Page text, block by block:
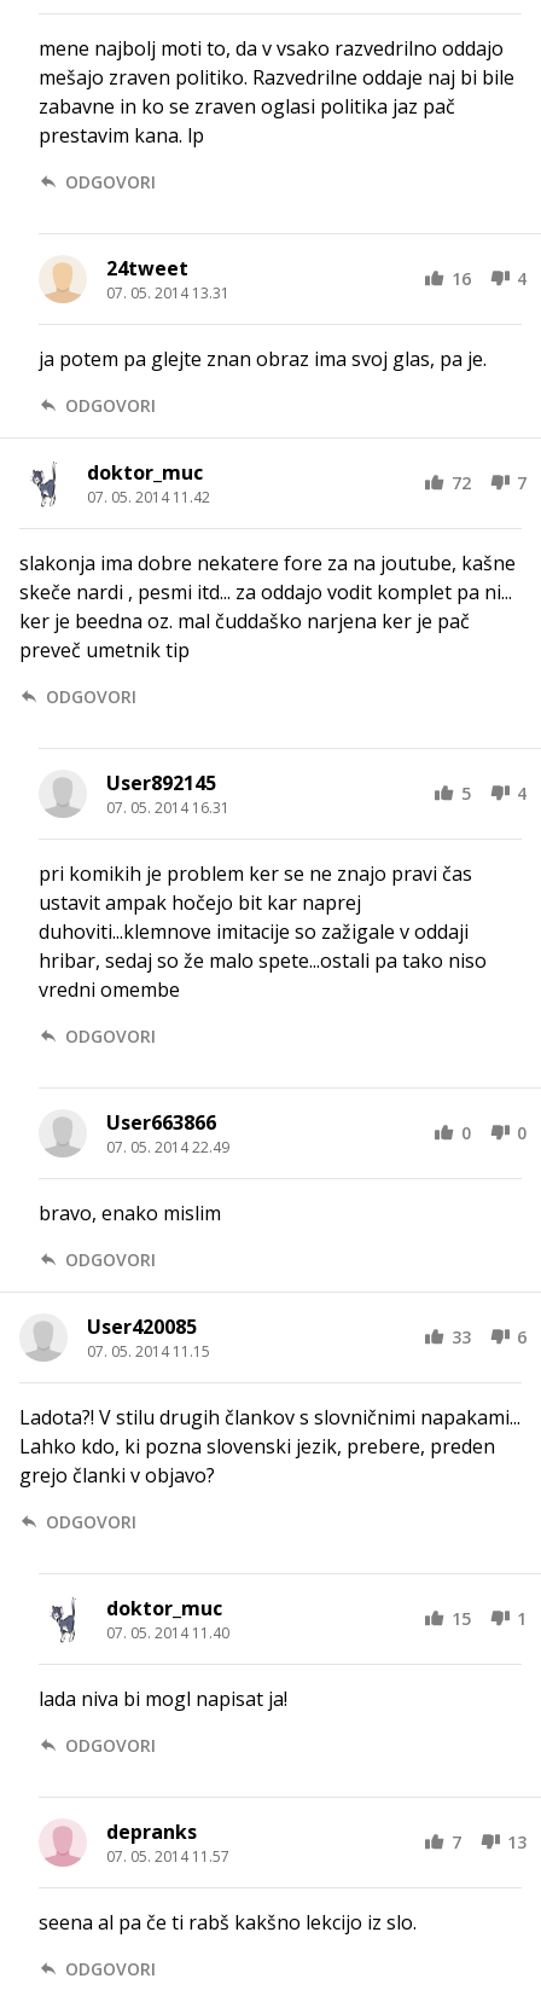
mene najbolj moti to, da v vsako razvedrilno oddajo
mešajo zraven politiko. Razvedrilne oddaje naj bi bile
zabavne in ko se zraven oglasi politika jaz pač
prestavim kana. lp
ODGOVORI
24tweet
07. 05. 2014 13.31
16 4
ja potem pa glejte znan obraz ima svoj glas, pa je.
ODGOVORI
doktor_muc
07. 05. 2014 11.42
72 7
slakonja ima dobre nekatere fore za na joutube, kašne
skeče nardi , pesmi itd... za oddajo vodit komplet pa ni...
ker je beedna oz. mal čuddaško narjena ker je pač
preveč umetnik tip
ODGOVORI
User892145
07. 05. 2014 16.31
5 4
pri komikih je problem ker se ne znajo pravi čas
ustavit ampak hočejo bit kar naprej
duhoviti...klemnove imitacije so zažigale v oddaji
hribar, sedaj so že malo spete...ostali pa tako niso
vredni omembe
ODGOVORI
User663866
07. 05. 2014 22.49
0 0
bravo, enako mislim
ODGOVORI
User420085
07. 05. 2014 11.15
33 6
Ladota?! V stilu drugih člankov s slovničnimi napakami...
Lahko kdo, ki pozna slovenski jezik, prebere, preden
grejo članki v objavo?
ODGOVORI
doktor_muc
07. 05. 2014 11.40
15 1
lada niva bi mogl napisat ja!
ODGOVORI
depranks
07. 05. 2014 11.57
7 13
seena al pa če ti rabš kakšno lekcijo iz slo.
ODGOVORI